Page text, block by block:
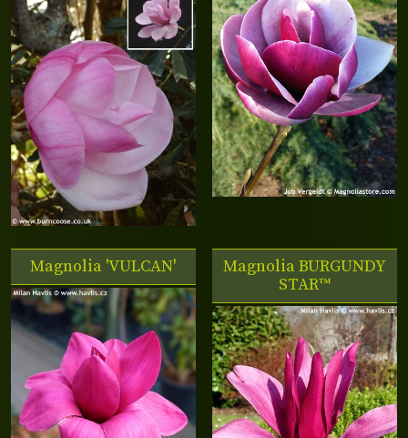
Magnolia 'VULCAN' MagnoliaBURGUNDY
STAR™